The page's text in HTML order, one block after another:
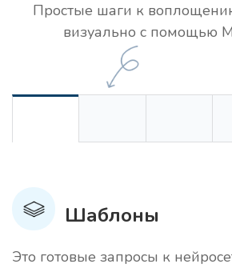
Простые шаги к
визуально с помощью
Шаблоны
Это готовые запросы к